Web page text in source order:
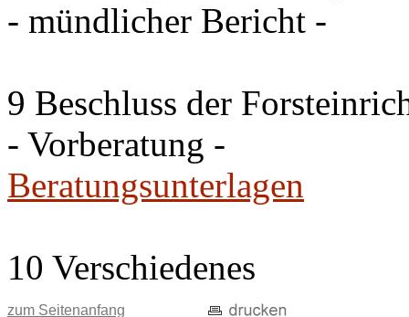
- mündlicher Bericht -
9 Beschluss der
- Vorberatung -
Beratungsunterlagen
10 Verschiedenes
zum Seitenanfang